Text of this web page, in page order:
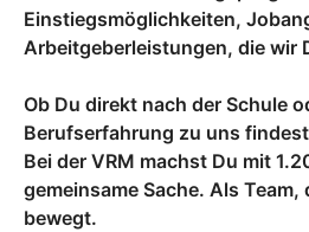
Einstiegsmöglichkeiten,
Arbeitgeberleistungen, die wir
Ob Du direkt nach der Schule
Berufserfahrung zu uns
Bei der VRM machst Du mit
gemeinsame Sache. Als Team,
bewegt.